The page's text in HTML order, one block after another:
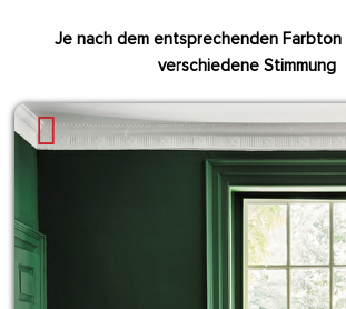
Je nach dem entsprechenden
verschiedene Stimmung